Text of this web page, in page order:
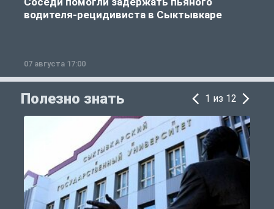
водителя-рецидивиста в Сыктывкаре
07 августа 17:00
Полезно знать 1 из 12